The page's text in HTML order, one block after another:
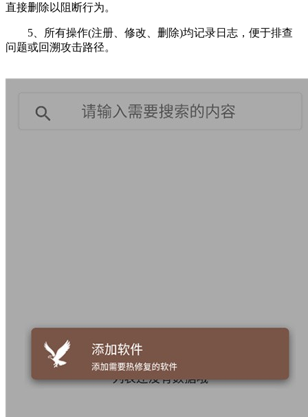
直接删除以阻断行为。
5、所有操作(注册、修改、删除)均记录日志，便于排查
问题或回溯攻击路径。